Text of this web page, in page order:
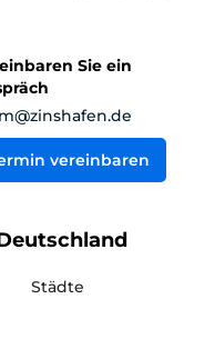
Sie ein
vereinbaren
Städte